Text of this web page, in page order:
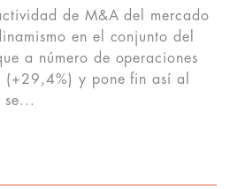
de M&A del mercado
en el conjunto del
a número de operaciones
(+29,4%) y pone fin así al
se...